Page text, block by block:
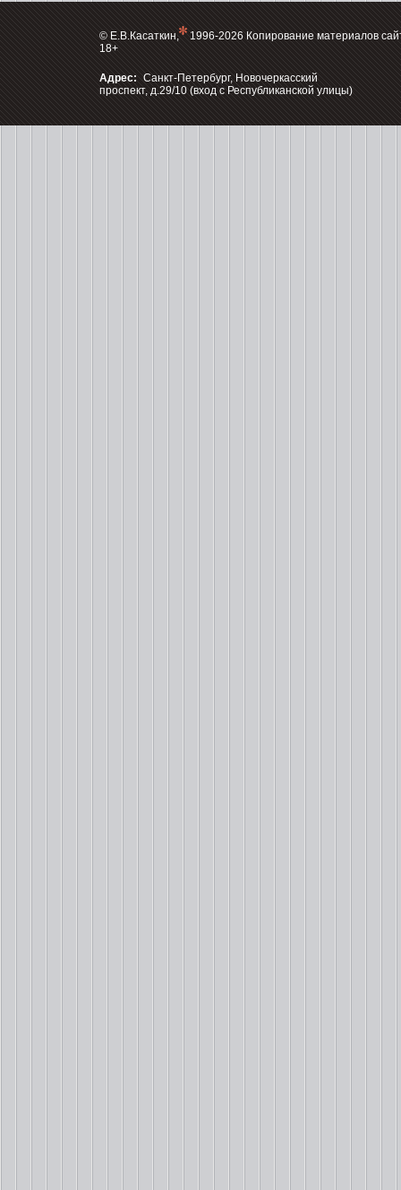
Адрес: Санкт-Петербург, Новочеркасский
проспект, д.29/10 (вход с Республиканской улицы)
© Е.В.Касаткин,
1996-2026 Копирование материалов
18+